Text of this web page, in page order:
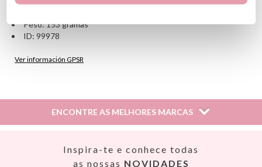
Peso: 153 gramas
ID: 99978
Ver información GPSR
sobre Seguridad General de Productos (GPSR).
30500, Molina de Segura, Murcia
dpd@tutete.com
ENCONTRE AS MELHORES MARCAS
Inspira-te e conhece todas
as nossas NOVIDADES